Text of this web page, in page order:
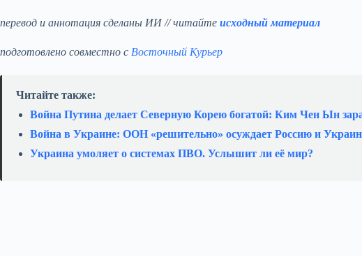
перевод и аннотация сделаны ИИ // читайте исходный материал
подготовлено совместно с Восточный Курьер
Читайте также:
Война Путина делает Северную Корею богатой: Ким Чен Ын
Война в Украине: ООН «решительно» осуждает Россию и
Украина умоляет о системах ПВО. Услышит ли её мир?